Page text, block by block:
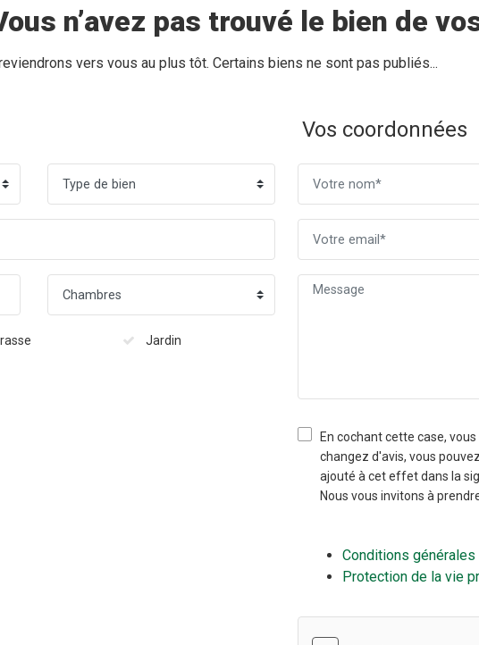
n’avez pas trouvé le bien de
vers vous au plus tôt. Certains biens ne sont pas publiés...
Jardin
Vos coordonnées
En cochant cette case,
changez d'avis, vous
ajouté à cet effet dans la
Nous vous invitons à
Conditions
Protection de la vie